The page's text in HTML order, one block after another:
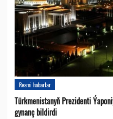
Resmi habarlar
Türkmenistanyň Prezidenti
gynanç bildirdi